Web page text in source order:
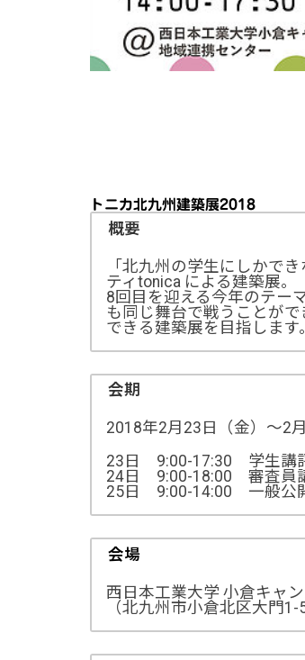
トニカ北九州建築展2018
概要
「北九州の学生にしかで
ティtonica による建築展。
8回目を迎える今年のテー
も同じ舞台で戦うことが
できる建築展を目指します。
会期
2018年2月23日（金）～2
23日 9:00-17:30 学生講
24日 9:00-18:00 審査員
25日 9:00-14:00 一般公
会場
西日本工業大学 小倉キャ
（北九州市小倉北区大門